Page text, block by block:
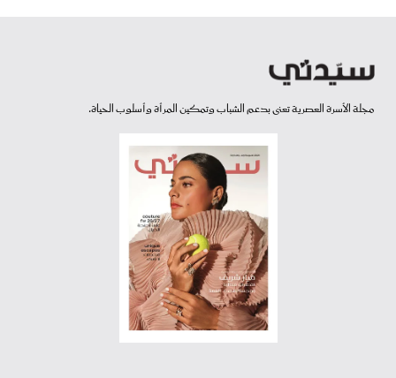
مجلة الأسرة العصرية تعنى بدعم الشباب وتمكين المرأة وأسلوب الحياة.